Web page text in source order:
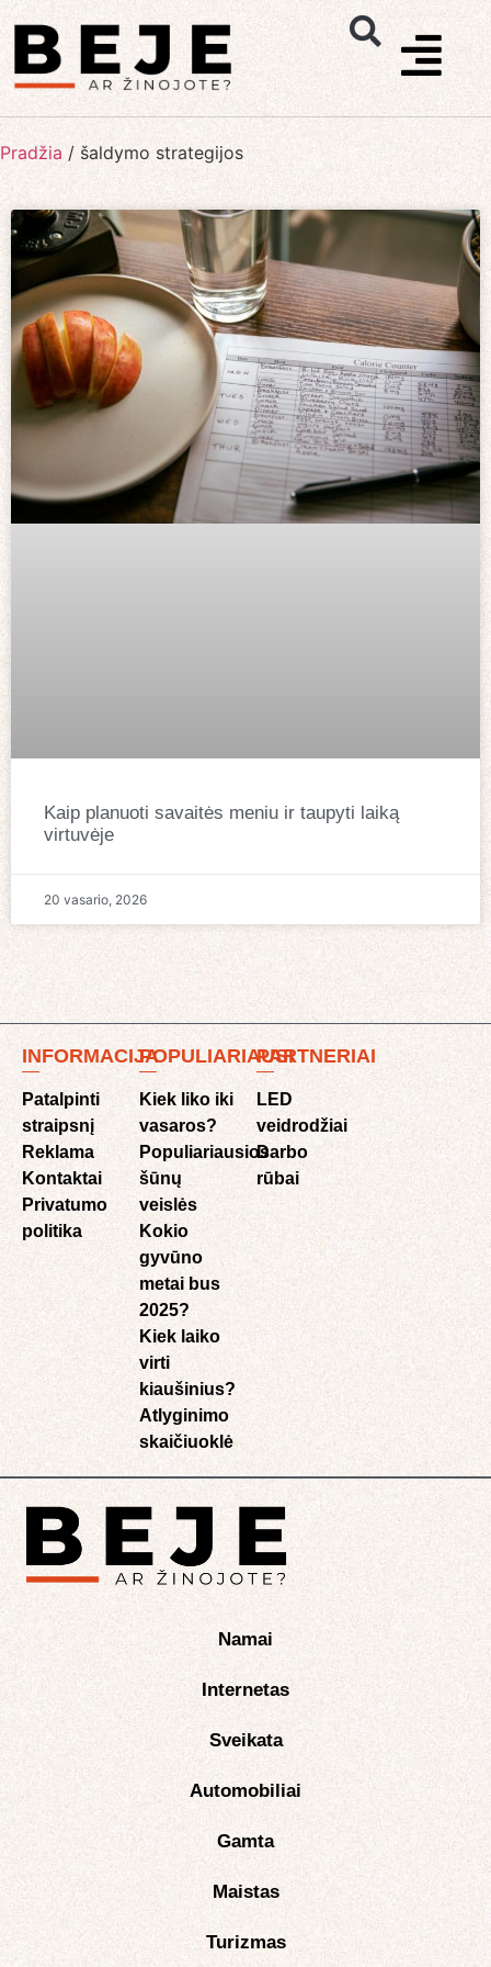
Pradžia / šaldymo strategijos
Kaip planuoti savaitės meniu ir taupyti laiką
virtuvėje
20 vasario, 2026
INFORMACIJA
Patalpinti
straipsnį
Reklama
Kontaktai
Privatumo
politika
POPULIARIAUSI
Kiek liko iki
vasaros?
Populiariausios
šūnų
veislės
Kokio
gyvūno
metai bus
2025?
Kiek laiko
virti
kiaušinius?
Atlyginimo
skaičiuoklė​
PARTNERIAI
LED
veidrodžiai
Darbo
rūbai
Namai
Internetas
Sveikata
Automobiliai
Gamta
Maistas
Turizmas